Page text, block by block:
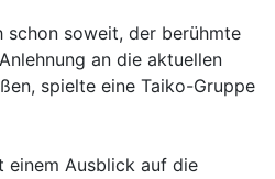
schon soweit, der berühmte
an die aktuellen
spielte eine Taiko-Gruppe
einem Ausblick auf die